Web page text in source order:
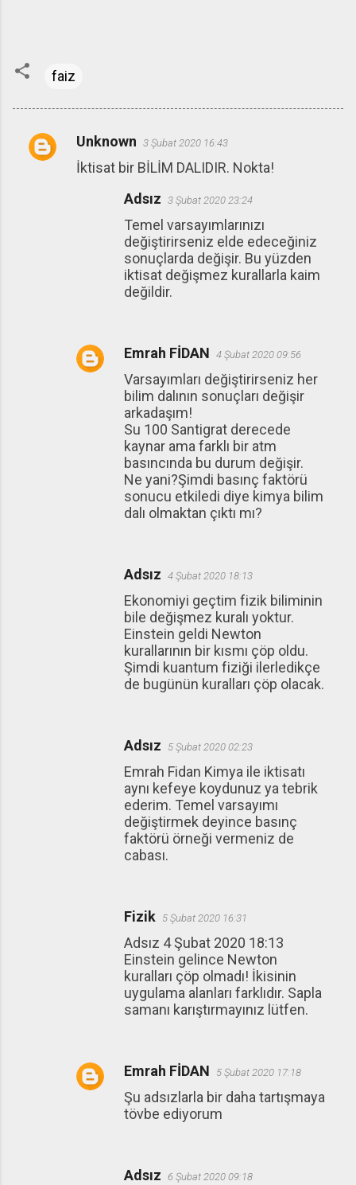
faiz
Y
Unknown 3 Şubat 2020 16:43
İktisat bir BİLİM DALIDIR. Nokta!
Adsız 3 Şubat 2020 23:24
Temel varsayımlarınızı
değiştirirseniz elde edeceğiniz
sonuçlarda değişir. Bu yüzden
iktisat değişmez kurallarla kaim
değildir.
Emrah FİDAN 4 Şubat 2020 09:56
Varsayımları değiştirirseniz her
bilim dalının sonuçları değişir
arkadaşım!
Su 100 Santigrat derecede
kaynar ama farklı bir atm
basıncında bu durum değişir.
Ne yani?Şimdi basınç faktörü
sonucu etkiledi diye kimya bilim
dalı olmaktan çıktı mı?
Adsız 4 Şubat 2020 18:13
Ekonomiyi geçtim fizik biliminin
bile değişmez kuralı yoktur.
Einstein geldi Newton
kurallarının bir kısmı çöp oldu.
Şimdi kuantum fiziği ilerledikçe
de bugünün kuralları çöp olacak.
Adsız 5 Şubat 2020 02:23
Emrah Fidan Kimya ile iktisatı
aynı kefeye koydunuz ya tebrik
ederim. Temel varsayımı
değiştirmek deyince basınç
faktörü örneği vermeniz de
cabası.
Fizik 5 Şubat 2020 16:31
Adsız 4 Şubat 2020 18:13
Einstein gelince Newton
kuralları çöp olmadı! İkisinin
uygulama alanları farklıdır. Sapla
samanı karıştırmayınız lütfen.
Emrah FİDAN 5 Şubat 2020 17:18
Şu adsızlarla bir daha tartışmaya
tövbe ediyorum
Adsız 6 Şubat 2020 09:18